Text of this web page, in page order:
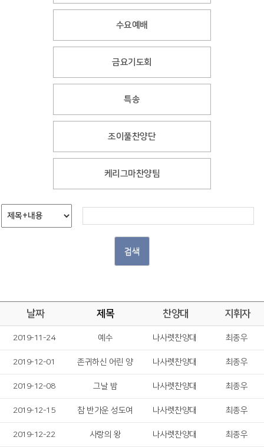
수요예배
금요기도회
특송
조이풀찬양단
케리그마찬양팀
검색
날짜 제목 찬양대 지휘자
2019-11-24 예수 나사렛찬양대 최종우
2019-12-01 존귀하신 어린 양 나사렛찬양대 최종우
2019-12-08 그날 밤 나사렛찬양대 최종우
2019-12-15 참 반가운 성도여 나사렛찬양대 최종우
2019-12-22 사랑의 왕 나사렛찬양대 최종우